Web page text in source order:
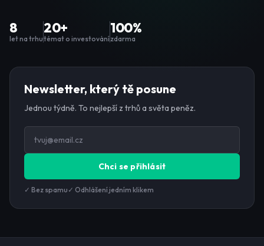
8
let na trhu
20+
témat o investování
100%
zdarma
Newsletter, který tě posune
Jednou týdně. To nejlepší z trhů a světa peněz.
Chci se přihlásit
✓ Bez spamu ✓ Odhlášení jedním klikem